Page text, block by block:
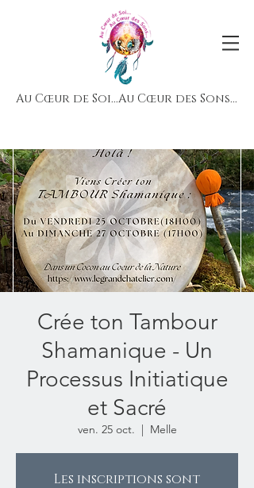
Au Cœur de Soi...Au Cœur des Sons...
Crée ton Tambour
Shamanique - Un
Processus Initiatique
et Sacré
ven. 25 oct.
  |
Melle
Les inscriptions sont